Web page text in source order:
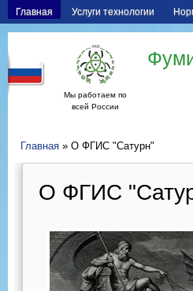
Главная Услуги технологии
Мы работаем по
всей России
Главная » О ФГИС "Сатурн"
О ФГИС